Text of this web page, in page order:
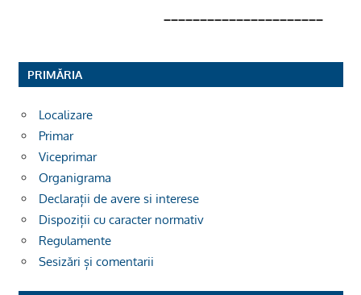
PRIMĂRIA
Localizare
Primar
Viceprimar
Organigrama
Declarații de avere si interese
Dispoziții cu caracter normativ
Regulamente
Sesizări și comentarii